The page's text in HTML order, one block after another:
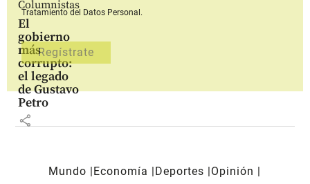
Columnistas
El
gobierno
más
corrupto:
el legado
de Gustavo
Petro
share
Tratamiento del Datos Personal.
Mundo Economía Deportes
Opinión